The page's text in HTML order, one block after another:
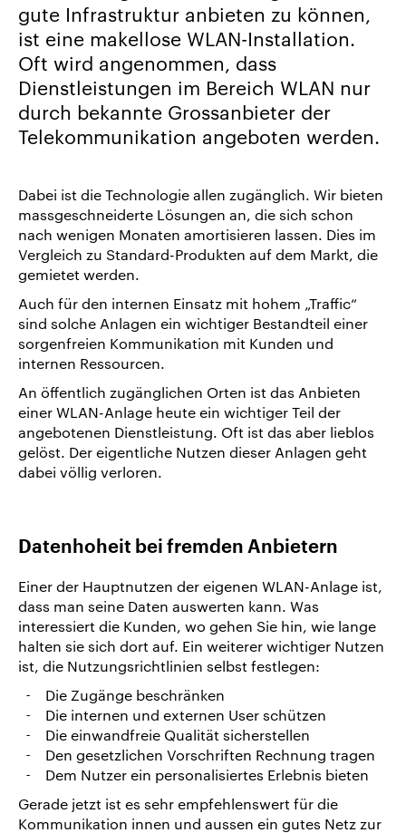
uns
Karriere/Jobs
Referenz-
Index
News
&
DE
EN
gute Infrastruktur anbieten zu können,
ist eine makellose WLAN-Installation.
Oft wird angenommen, dass
Dienstleistungen im Bereich WLAN nur
durch bekannte Grossanbieter der
Telekommunikation angeboten werden.
Dabei ist die Technologie allen zugänglich. Wir bieten
massgeschneiderte Lösungen an, die sich schon
nach wenigen Monaten amortisieren lassen. Dies im
Vergleich zu Standard-Produkten auf dem Markt, die
gemietet werden.
Auch für den internen Einsatz mit hohem „Traffic“
sind solche Anlagen ein wichtiger Bestandteil einer
sorgenfreien Kommunikation mit Kunden und
internen Ressourcen.
An öffentlich zugänglichen Orten ist das Anbieten
einer WLAN-Anlage heute ein wichtiger Teil der
angebotenen Dienstleistung. Oft ist das aber lieblos
gelöst. Der eigentliche Nutzen dieser Anlagen geht
dabei völlig verloren.
Datenhoheit bei fremden Anbietern
Einer der Hauptnutzen der eigenen WLAN-Anlage ist,
dass man seine Daten auswerten kann. Was
interessiert die Kunden, wo gehen Sie hin, wie lange
halten sie sich dort auf. Ein weiterer wichtiger Nutzen
ist, die Nutzungsrichtlinien selbst festlegen:
Die Zugänge beschränken
Die internen und externen User schützen
Die einwandfreie Qualität sicherstellen
Den gesetzlichen Vorschriften Rechnung tragen
Dem Nutzer ein personalisiertes Erlebnis bieten
Gerade jetzt ist es sehr empfehlenswert für die
Kommunikation innen und aussen ein gutes Netz zur